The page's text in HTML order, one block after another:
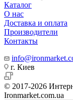
Каталог
О нас
Доставка и оплата
Производители
Контакты
г. Киев
© 2017-2026
Ironmarket.com.ua